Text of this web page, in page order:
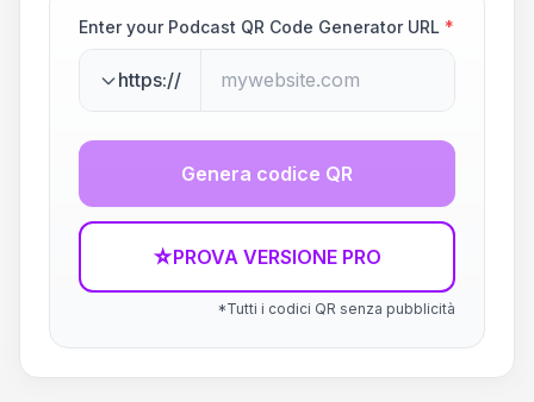
Enter your Podcast QR Code Generator URL *
https://
Genera codice QR
☆PROVA VERSIONE PRO
*Tutti i codici QR senza pubblicità